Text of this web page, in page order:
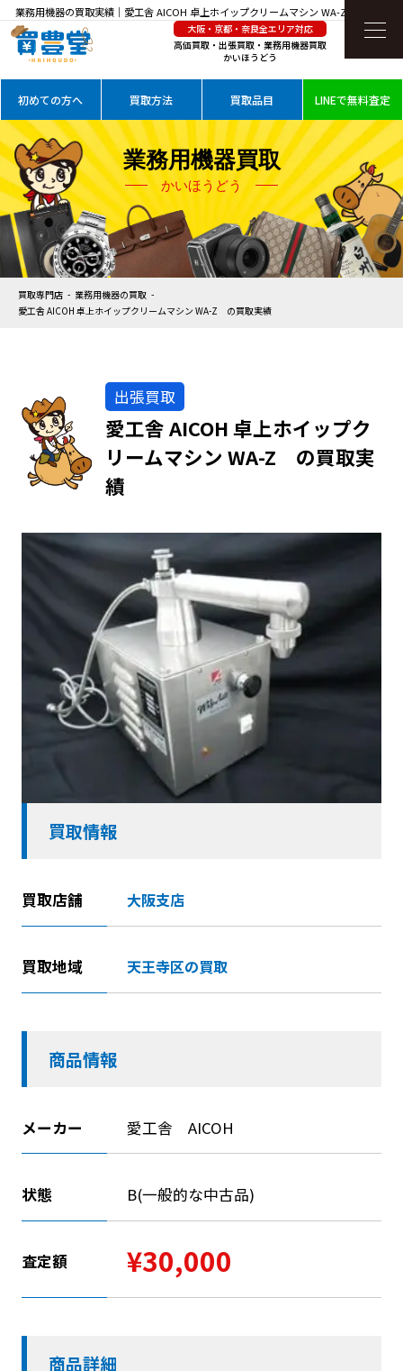
業務用機器の買取実績｜愛工舎 AICOH 卓上ホイップクリームマシン WA-Z を高価買
取
大阪・京都・奈良全エリア対応
高価買取・出張買取・業務用機器買取
かいほうどう
初めての方へ 買取方法 買取品目 LINEで無料査定
業務用機器買取
かいほうどう
買取専門店
業務用機器の買取
愛工舎 AICOH 卓上ホイップクリームマシン WA-Z の買取実績
出張買取
愛工舎 AICOH 卓上ホイップク
リームマシン WA-Z の買取実
績
買取情報
買取店舗 大阪支店
買取地域 天王寺区の買取
商品情報
メーカー 愛工舎 AICOH
状態 B(一般的な中古品)
査定額 ¥30,000
商品詳細